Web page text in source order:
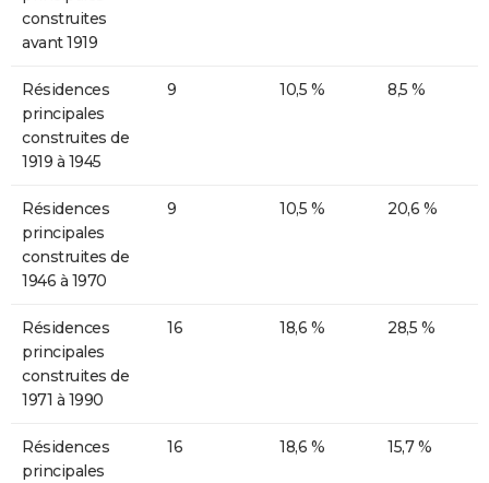
construites
avant 1919
Résidences
principales
construites de
1919 à 1945
9 10,5 % 8,5 %
Résidences
principales
construites de
1946 à 1970
9 10,5 % 20,6 %
Résidences
principales
construites de
1971 à 1990
16 18,6 % 28,5 %
Résidences
principales
16 18,6 % 15,7 %